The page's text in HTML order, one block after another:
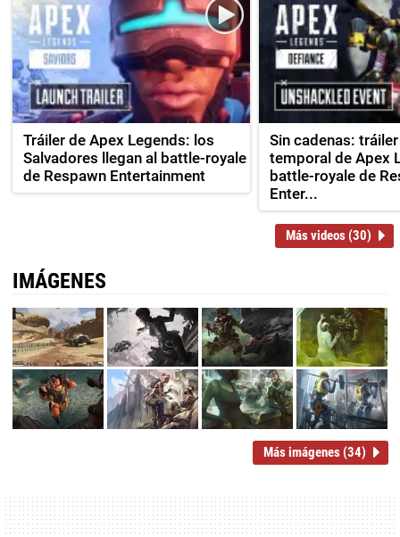
Tráiler de Apex Legends: los
Salvadores llegan al battle-royale
de Respawn Entertainment
Sin cadenas:
temporal de Apex
battle-royale de
Enter...
Más videos (30)
IMÁGENES
Más imágenes (34)